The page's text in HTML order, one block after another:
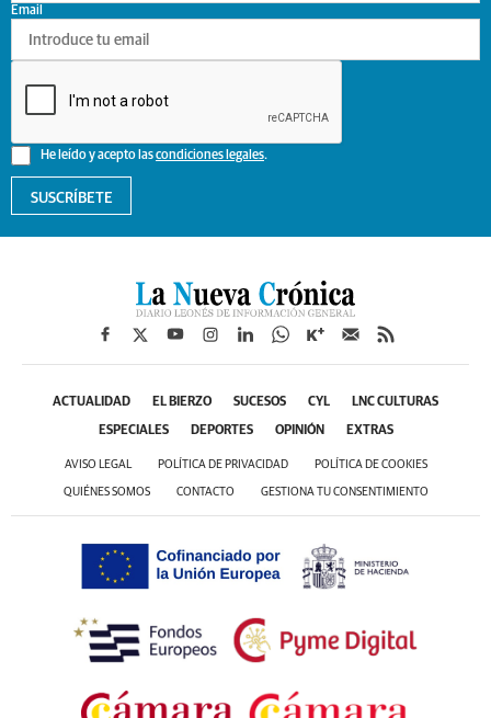
He leído y acepto lascondiciones legales.
Email
SUSCRÍBETE
ACTUALIDAD EL BIERZO SUCESOS CYL LNC CULTURAS
ESPECIALES DEPORTES OPINIÓN EXTRAS
AVISO LEGAL POLÍTICA DE PRIVACIDAD POLÍTICA DE COOKIES
QUIÉNES SOMOS CONTACTO GESTIONA TU CONSENTIMIENTO